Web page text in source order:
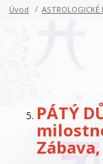
Úvod ASTROLOGICKÉ
PÁTÝ